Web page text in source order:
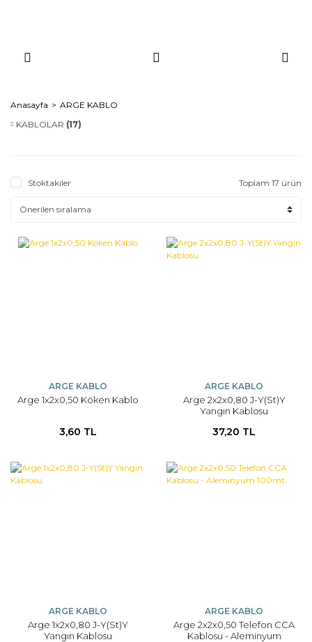
Anasayfa
ARGE KABLO
KABLOLAR (17)
Stoktakiler Toplam 17 ürün
ARGE KABLO
Arge 1x2x0,50 Köken Kablo
3,60 TL
ARGE KABLO
Arge 2x2x0,80 J-Y(St)Y
Yangın Kablosu
37,20 TL
ARGE KABLO
Arge 1x2x0,80 J-Y(St)Y
Yangın Kablosu
ARGE KABLO
Arge 2x2x0,50 Telefon CCA
Kablosu - Aleminyum